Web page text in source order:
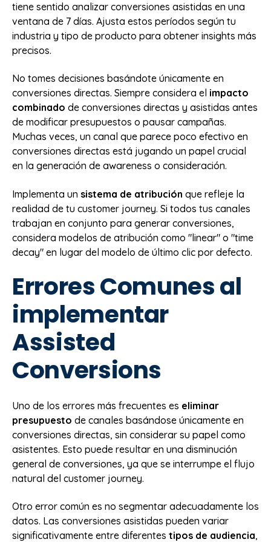
tiene sentido analizar conversiones asistidas en una
ventana de 7 días. Ajusta estos períodos según tu
industria y tipo de producto para obtener insights más
precisos.
No tomes decisiones basándote únicamente en
conversiones directas. Siempre considera el impacto
combinado de conversiones directas y asistidas antes
de modificar presupuestos o pausar campañas.
Muchas veces, un canal que parece poco efectivo en
conversiones directas está jugando un papel crucial
en la generación de awareness o consideración.
Implementa un sistema de atribución que refleje la
realidad de tu customer journey. Si todos tus canales
trabajan en conjunto para generar conversiones,
considera modelos de atribución como "linear" o "time
decay" en lugar del modelo de último clic por defecto.
Errores Comunes al
implementar
Assisted
Conversions
Uno de los errores más frecuentes es eliminar
presupuesto de canales basándose únicamente en
conversiones directas, sin considerar su papel como
asistentes. Esto puede resultar en una disminución
general de conversiones, ya que se interrumpe el flujo
natural del customer journey.
Otro error común es no segmentar adecuadamente los
datos. Las conversiones asistidas pueden variar
significativamente entre diferentes tipos de audiencia,